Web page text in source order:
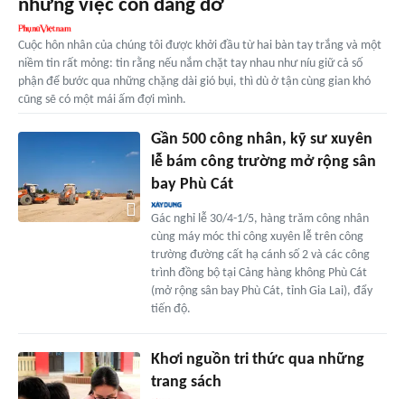
những việc còn dang dở
Cuộc hôn nhân của chúng tôi được khởi đầu từ hai bàn tay trắng và một
niềm tin rất mỏng: tin rằng nếu nắm chặt tay nhau như níu giữ cả số
phận để bước qua những chặng dài gió bụi, thì dù ở tận cùng gian khó
cũng sẽ có một mái ấm đợi mình.
Gần 500 công nhân, kỹ sư xuyên
lễ bám công trường mở rộng sân
bay Phù Cát
Gác nghỉ lễ 30/4-1/5, hàng trăm công nhân
cùng máy móc thi công xuyên lễ trên công
trường đường cất hạ cánh số 2 và các công
trình đồng bộ tại Cảng hàng không Phù Cát
(mở rộng sân bay Phù Cát, tỉnh Gia Lai), đẩy
tiến độ.
Khơi nguồn tri thức qua những
trang sách